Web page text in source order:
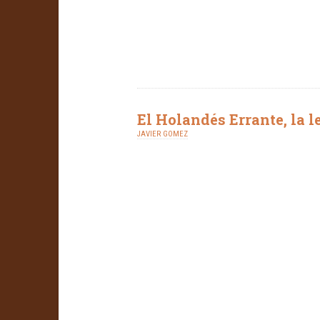
El Holandés Errante, la
JAVIER GOMEZ